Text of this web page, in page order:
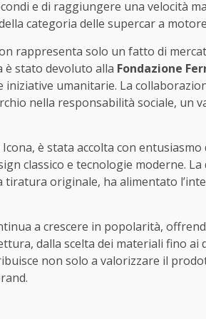
e di raggiungere una velocità
categoria delle supercar a
rappresenta solo un fatto di
è stato devoluto alla Fondazione
umanitarie. La
nella responsabilità sociale, un
è stata accolta con
classico e tecnologie moderne.
tiratura originale, ha alimentato
a crescere in popolarità,
dalla scelta dei materiali fino ai
non solo a valorizzare il